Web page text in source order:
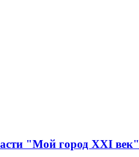
"Мой город XXI век"